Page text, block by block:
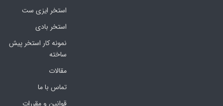
استخر ایزی ست
استخر بادی
نمونه کار استخر پیش
ساخته
مقالات
تماس با ما
قوانین و مقررات